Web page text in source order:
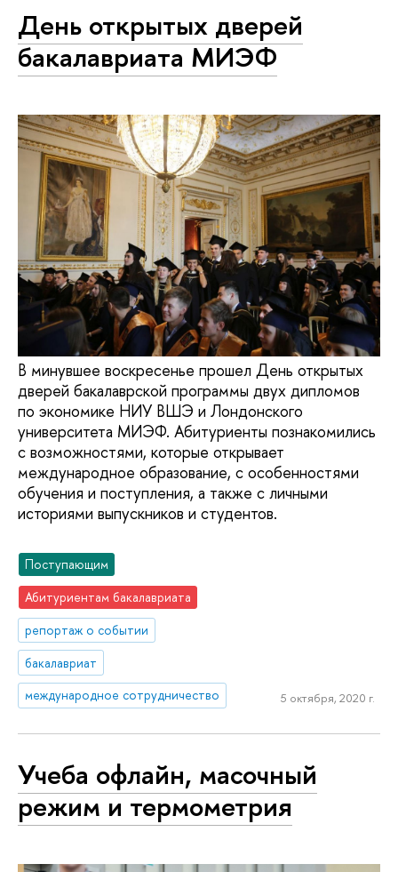
День открытых дверей
бакалавриата МИЭФ
В минувшее воскресенье прошел День открытых
дверей бакалаврской программы двух дипломов
по экономике НИУ ВШЭ и Лондонского
университета МИЭФ. Абитуриенты познакомились
с возможностями, которые открывает
международное образование, с особенностями
обучения и поступления, а также с личными
историями выпускников и студентов.
Поступающим
Абитуриентам бакалавриата
репортаж о событии
бакалавриат
международное сотрудничество
5 октября, 2020 г.
Учеба офлайн, масочный
режим и термометрия